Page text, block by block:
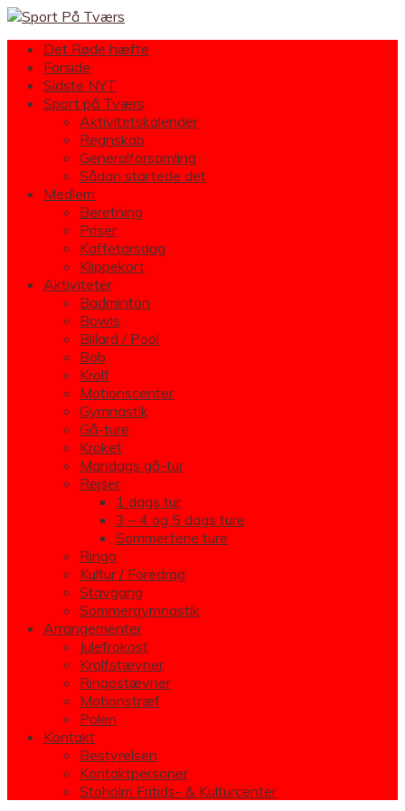
Det Røde hæfte
Forside
Sidste NYT
Sport på Tværs
Aktivitetskalender
Regnskab
Generalforsamling
Sådan startede det
Medlem
Beretning
Priser
Kaffetorsdag
Klippekort
Aktiviteter
Badminton
Bowls
Billard / Pool
Bob
Krolf
Motionscenter
Gymnastik
Gå-ture
Kroket
Mandags gå-tur
Rejser
1 dags tur
3 – 4 og 5 dags ture
Sommerferie ture
Ringo
Kultur / Foredrag
Stavgang
Sommergymnastik
Arrangementer
Julefrokost
Krolfstævner
Ringostævner
Motionstræf
Polen
Kontakt
Bestyrelsen
Kontaktpersoner
Stoholm Fritids- & Kulturcenter